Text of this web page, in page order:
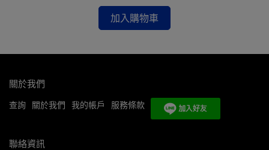
加入購物車
關於我們
查詢 關於我們 我的帳戶 服務條款
聯絡資訊